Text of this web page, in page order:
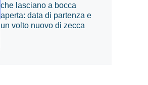
che lasciano a bocca
aperta: data di partenza e
un volto nuovo di zecca